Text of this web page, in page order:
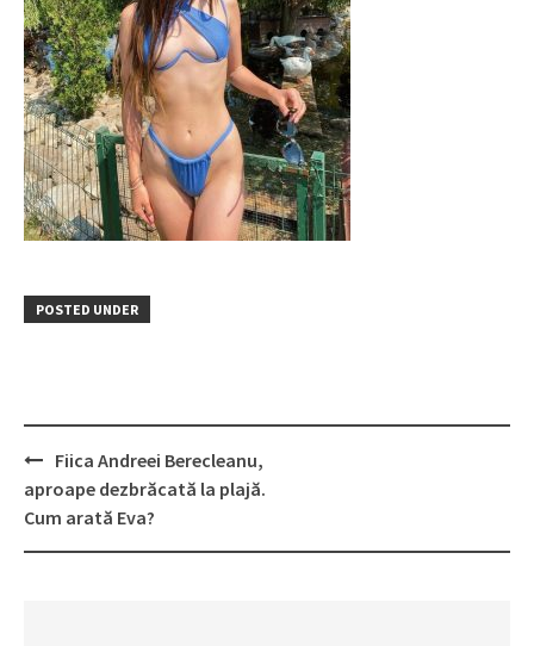
POSTED UNDER
Post
navigation
Fiica Andreei Berecleanu,
aproape dezbrăcată la plajă.
Cum arată Eva?